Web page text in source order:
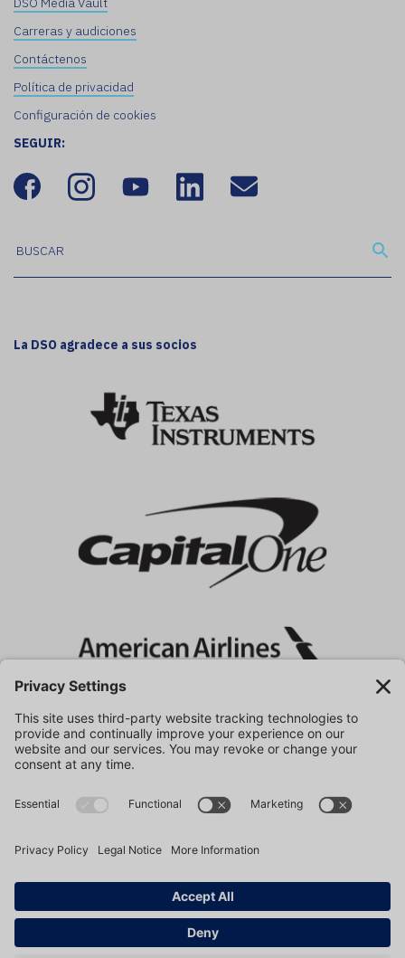
Carreras y audiciones
Contáctenos
Política de privacidad
Configuración de cookies
SEGUIR:
La DSO agradece a sus socios